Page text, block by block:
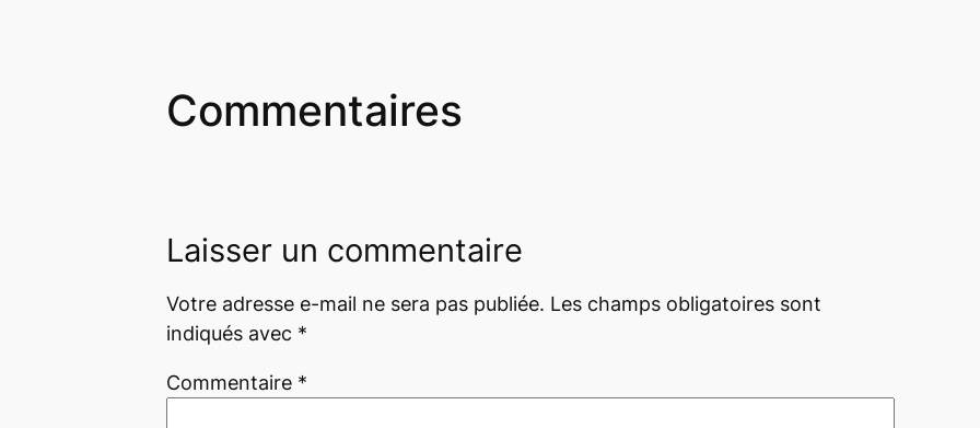
Commentaires
Laisser un commentaire
Votre adresse e-mail ne sera pas publiée. Les champs obligatoires sont
indiqués avec *
Commentaire *